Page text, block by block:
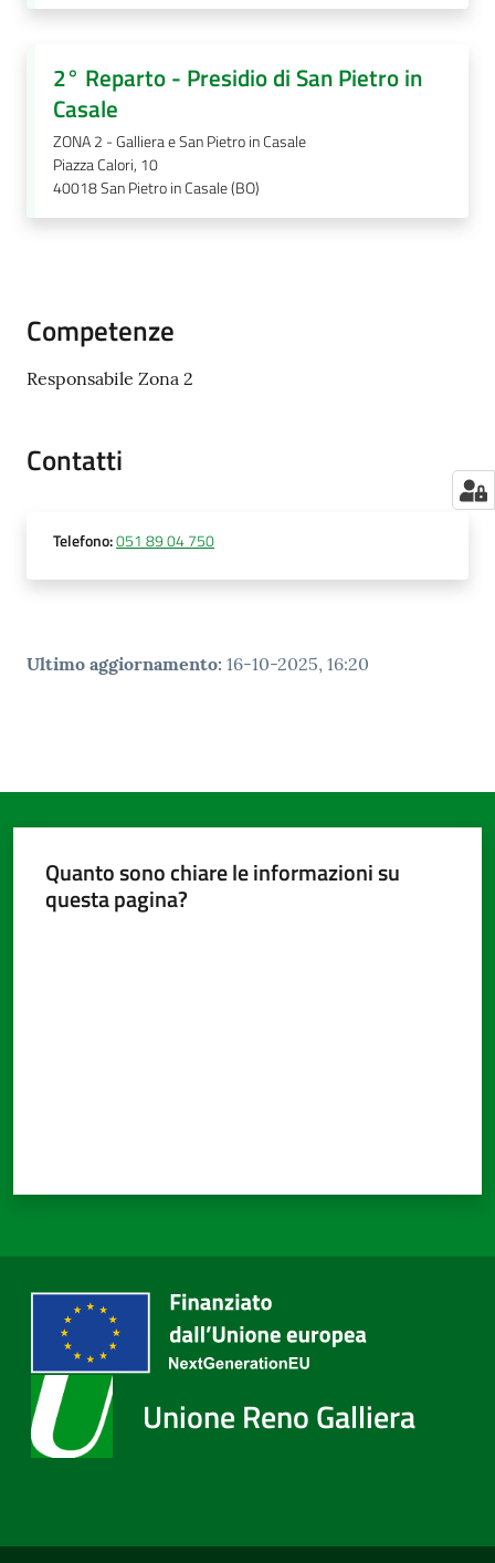
2° Reparto - Presidio di San Pietro in
Casale
ZONA 2 - Galliera e San Pietro in Casale
Piazza Calori, 10
40018San Pietro in Casale (BO)
Competenze
Responsabile Zona 2
Contatti
Telefono:051 89 04 750
Ultimo aggiornamento: 16-10-2025, 16:20
Quanto sono chiare le informazioni su
questa pagina?
Unione Reno Galliera